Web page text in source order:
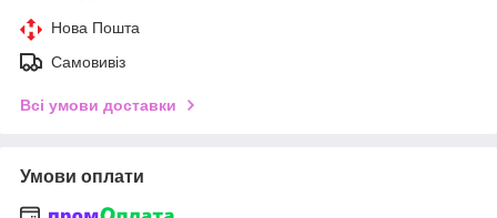
Нова Пошта
Самовивіз
Всі умови доставки
Умови оплати